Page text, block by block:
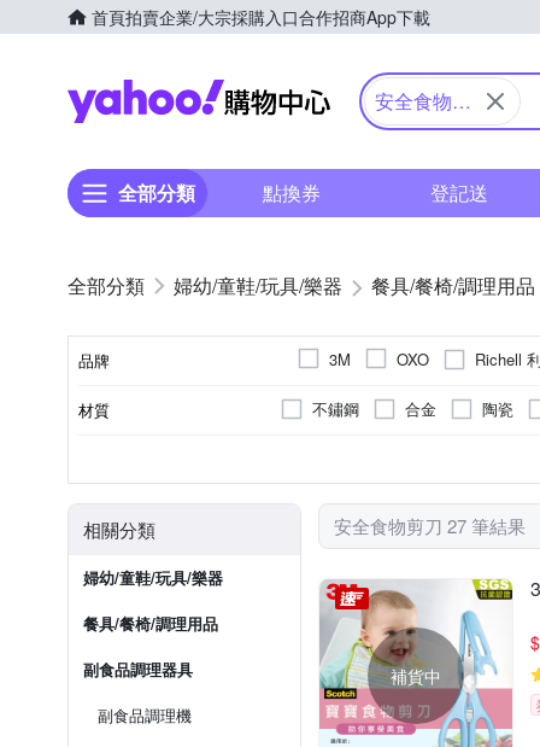
首頁拍賣企業/大宗採購入口合作招商App下載
Yahoo購物中心
安全食物剪
全部分類
點換券 登記送
婦幼/童鞋/玩具/樂器 餐具/餐椅/調理用品
品牌 3M OXO Richell
材質 不鏽鋼 合金 陶瓷
相關分類
婦幼/童鞋/玩具/樂器
餐具/餐椅/調理用品
副食品調理器具
副食品調理機
安全食物剪刀 27 筆結果
補貨中
$